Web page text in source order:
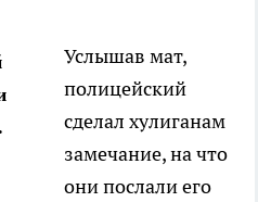
Услышав мат,
полицейский
сделал хулиганам
замечание, на что
они послали его